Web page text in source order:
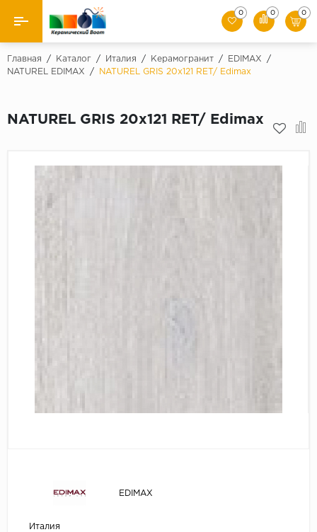
Назад
Керамическая плитка
0 0 0
Главная / Каталог / Италия / Керамогранит / EDIMAX
/
NATUREL EDIMAX
/ NATUREL GRIS 20x121 RET/ Edimax
NATUREL GRIS 20x121 RET/ Edimax
EDIMAX
Италия